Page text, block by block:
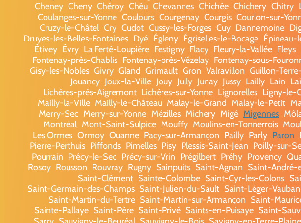
Cheney Cheny Chéroy Chéu Chevannes Chichée Chichery Chitry
Coulanges-sur-Yonne Coulours Courgenay Courgis Courlon-sur-
Cruzy-le-Châtel Cry Cudot Cussy-les-Forges Cuy Dannemoine
Druyes-les-Belles-Fontaines Dyé Égleny Égriselles-le-Bocage Épineau-
Étivey Évry La Ferté-Loupière Festigny Flacy Fleury-la-Vallée Fleys
Fontenay-près-Chablis Fontenay-près-Vézelay Fontenay-sous-
Gisy-les-Nobles Givry Gland Grimault Gron Valravillon Guillon-
Jouancy Joux-la-Ville Jouy Jully Junay Jussy Lailly Lain
Lichères-près-Aigremont Lichères-sur-Yonne Lignorelles Ligny-le-
Mailly-la-Ville Mailly-le-Château Malay-le-Grand Malay-le-Petit
Merry-Sec Merry-sur-Yonne Mézilles Michery Migé Migennes
Montréal Mont-Saint-Sulpice Mouffy Moulins-en-Tonnerrois
Les Ormes Ormoy Ouanne Pacy-sur-Armançon Pailly Parly Paron
Pierre-Perthuis Piffonds Pimelles Pisy Plessis-Saint-Jean Poilly-sur-
Pourrain Précy-le-Sec Précy-sur-Vrin Prégilbert Préhy Provency
Rosoy Rousson Rouvray Rugny Sainpuits Saint-Agnan Saint-André-
Saint-Clément Sainte-Colombe Saint-Cyr-les-Colons
Saint-Germain-des-Champs Saint-Julien-du-Sault Saint-Léger-Vauban
Saint-Martin-du-Tertre Saint-Martin-sur-Armançon Saint-
Sainte-Pallaye Saint-Père Saint-Privé Saints-en-Puisaye Saint-